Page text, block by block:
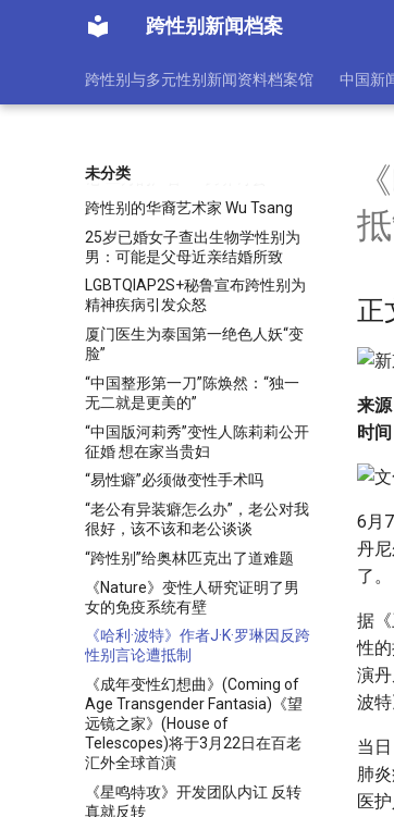
跨性别新闻档案
跨性别与多元性别新闻资料档案馆 中国新
未分类
跨性别青少年起诉体育禁令，争平
TANK Artist Takeover | 变装皇后
Victoria Sin
记“二月的声音——跨界诗会”
跨性别的华裔艺术家 Wu Tsang
25岁已婚女子查出生物学性别为
男：可能是父母近亲结婚所致
LGBTQIAP2S+秘鲁宣布跨性别为
精神疾病引发众怒
厦门医生为泰国第一绝色人妖“变
脸”
“中国整形第一刀”陈焕然：“独一
无二就是更美的”
“中国版河莉秀”变性人陈莉莉公开
征婚 想在家当贵妇
“易性癖”必须做变性手术吗
“老公有异装癖怎么办”，老公对我
很好，该不该和老公谈谈
“跨性别”给奥林匹克出了道难题
《Nature》变性人研究证明了男
女的免疫系统有壁
《哈利·波特》作者J·K·罗琳因反跨
性别言论遭抵制
《成年变性幻想曲》(Coming of
Age Transgender Fantasia)《望
远镜之家》(House of
Telescopes)将于3月22日在百老
汇外全球首演
《星鸣特攻》开发团队内讧 反转
真就反转
正
来
时
6月
丹
了。
据
性
演
波特
当
肺
医